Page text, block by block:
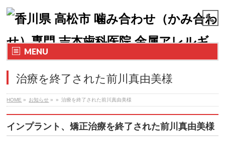
MENU
治療を終了された前川真由美様
HOME » お知らせ » » 治療を終了された前川真由美様
インプラント、矯正治療を終了された前川真由美様